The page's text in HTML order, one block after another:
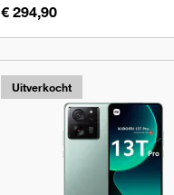
€ 294,90
Uitverkocht